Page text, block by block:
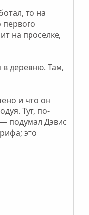
то на
первого
на проселке,
в деревню. Там,
и что он
Тут, по-
подумал Дэвис
это